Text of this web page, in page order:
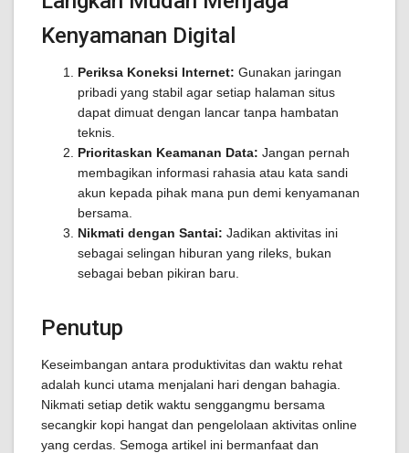
Kenyamanan Digital
Periksa Koneksi Internet: Gunakan jaringan
pribadi yang stabil agar setiap halaman situs
dapat dimuat dengan lancar tanpa hambatan
teknis.
Prioritaskan Keamanan Data: Jangan pernah
membagikan informasi rahasia atau kata sandi
akun kepada pihak mana pun demi kenyamanan
bersama.
Nikmati dengan Santai: Jadikan aktivitas ini
sebagai selingan hiburan yang rileks, bukan
sebagai beban pikiran baru.
Penutup
Keseimbangan antara produktivitas dan waktu rehat
adalah kunci utama menjalani hari dengan bahagia.
Nikmati setiap detik waktu senggangmu bersama
secangkir kopi hangat dan pengelolaan aktivitas online
yang cerdas. Semoga artikel ini bermanfaat dan